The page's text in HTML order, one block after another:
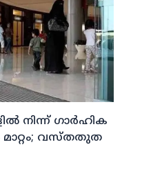
നിന്ന് ഗാര്‍ഹിക
വസ്തതുത